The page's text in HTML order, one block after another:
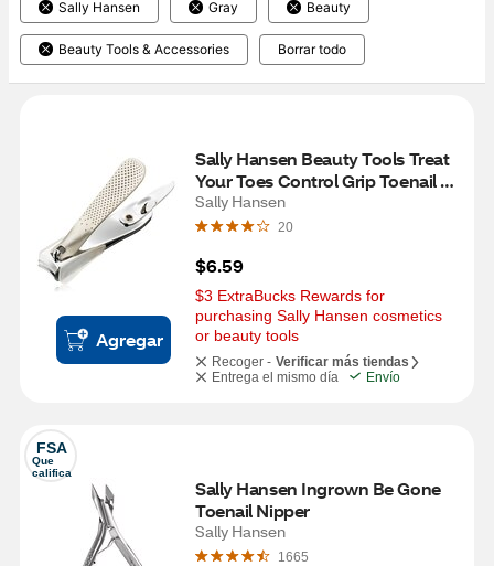
Sally Hansen Gray Beauty
Beauty Tools & Accessories Borrar todo
Agregar
Sally Hansen Beauty Tools Treat
Your Toes Control Grip Toenail
Clip with Catcher
Sally Hansen
20
$6.59
$3 ExtraBucks Rewards for
purchasing Sally Hansen cosmetics
or beauty tools
Recoger - Verificar más tiendas
Entrega el mismo día
Envío
FSA
Que
califica
Sally Hansen Ingrown Be Gone
Toenail Nipper
Sally Hansen
1665